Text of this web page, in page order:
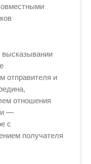
отправителя и
отношения
—
с
получателя